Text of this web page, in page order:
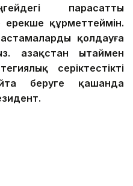
парасатты
ерекше құрметтеймін.
қолдауға
Қазақстан Қытаймен
серіктестікті
беруге қашанда